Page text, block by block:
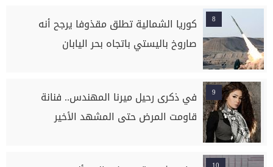
8
كوريا الشمالية تطلق مقذوفا يرجح أنه
صاروخ باليستي باتجاه بحر اليابان
9
في ذكرى رحيل ميرنا المهندس.. فنانة
قاومت المرض حتى المشهد الأخير